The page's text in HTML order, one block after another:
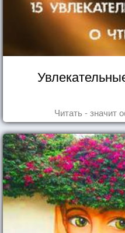
Читать - значит